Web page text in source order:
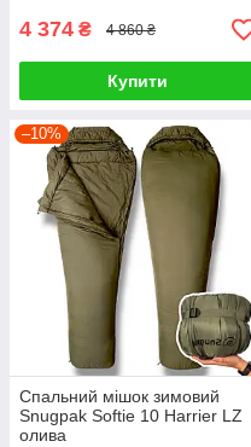
4 374 ₴ 4 860 ₴
Купити
–10%
Спальний мішок зимовий
Snugpak Softie 10 Harrier LZ
олива